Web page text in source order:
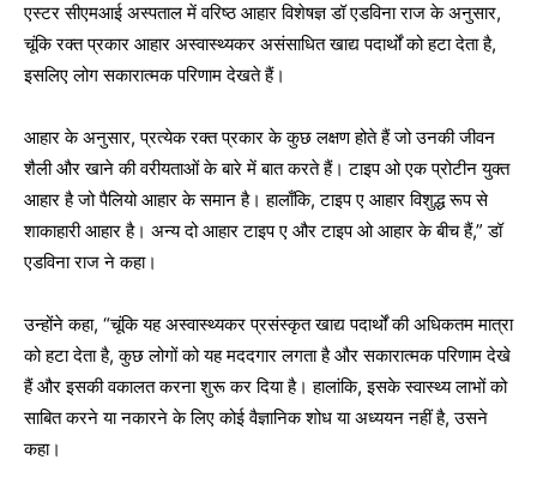
एस्टर सीएमआई अस्पताल में वरिष्ठ आहार विशेषज्ञ डॉ एडविना राज के अनुसार,
चूंकि रक्त प्रकार आहार अस्वास्थ्यकर असंसाधित खाद्य पदार्थों को हटा देता है,
इसलिए लोग सकारात्मक परिणाम देखते हैं।
आहार के अनुसार, प्रत्येक रक्त प्रकार के कुछ लक्षण होते हैं जो उनकी जीवन
शैली और खाने की वरीयताओं के बारे में बात करते हैं। टाइप ओ एक प्रोटीन युक्त
आहार है जो पैलियो आहार के समान है। हालाँकि, टाइप ए आहार विशुद्ध रूप से
शाकाहारी आहार है। अन्य दो आहार टाइप ए और टाइप ओ आहार के बीच हैं,” डॉ
एडविना राज ने कहा।
उन्होंने कहा, “चूंकि यह अस्वास्थ्यकर प्रसंस्कृत खाद्य पदार्थों की अधिकतम मात्रा
को हटा देता है, कुछ लोगों को यह मददगार लगता है और सकारात्मक परिणाम देखे
हैं और इसकी वकालत करना शुरू कर दिया है। हालांकि, इसके स्वास्थ्य लाभों को
साबित करने या नकारने के लिए कोई वैज्ञानिक शोध या अध्ययन नहीं है, उसने
कहा।